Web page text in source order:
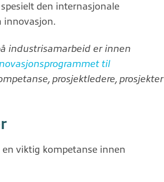
den internasjonale
innovasjon.
industrisamarbeid er innen
til
prosjektledere, prosjekter
en viktig kompetanse innen